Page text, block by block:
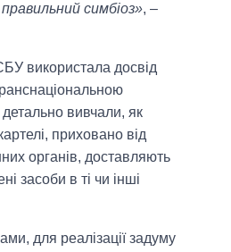
симбіоз», –
використала досвід
вивчали, як
приховано від
органів, доставляють
засоби в ті чи інші
для реалізації задуму